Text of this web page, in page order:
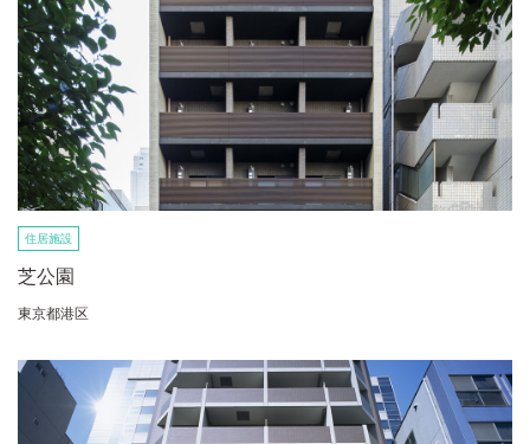
住居施設
芝公園
東京都港区